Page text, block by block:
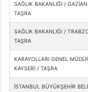
SAĞLIK BAKANLIĞI /
TAŞRA
SAĞLIK BAKANLIĞI /
TAŞRA
KARAYOLLARI GENEL
KAYSERİ / TAŞRA
İSTANBUL BÜYÜKŞEHİR